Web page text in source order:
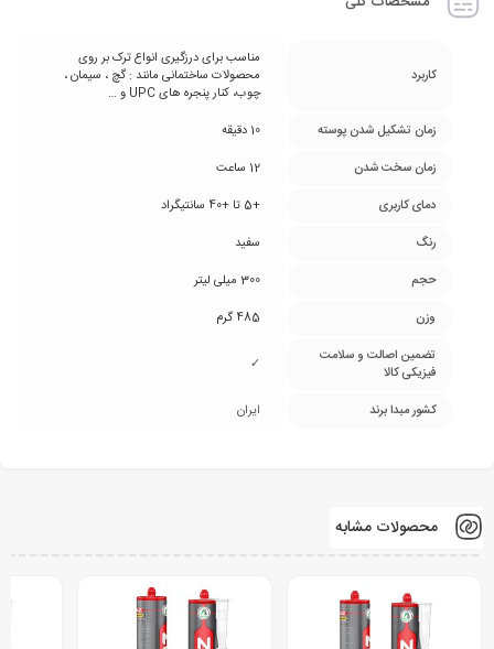
کاربرد
مناسب برای درزگیری انواع ترک بر روی
محصولات ساختمانی مانند : گچ ، سیمان ،
چوب، کنار پنجره های UPC و …
زمان تشکیل شدن پوسته
10 دقیقه
زمان سخت شدن
12 ساعت
دمای کاربری
+5 تا +40 سانتیگراد
رنگ
سفید
حجم
300 میلی لیتر
وزن
485 گرم
تضمین اصالت و سلامت
فیزیکی کالا
✓
کشور مبدا برند ایران
محصولات مشابه